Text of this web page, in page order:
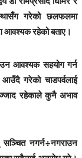
गरेको छलफलमा
आवश्यक रहेको बताए।
आवश्यक सहयोग गर्न
आउँदै गरेको चाडपर्वलाई
रहेकाले कुनै अभाव
सञ्चित नगर्न÷नगराउन